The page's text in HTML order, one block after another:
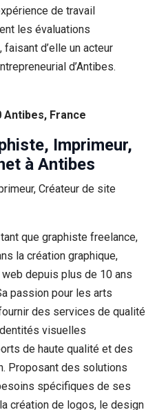
de travail
les évaluations
d’elle un acteur
d’Antibes.
Antibes, France
Imprimeur,
à Antibes
que graphiste freelance,
la création graphique,
depuis plus de 10 ans
passion pour les arts
des services de qualité
visuelles
de haute qualité et des
Proposant des solutions
spécifiques de ses
création de logos, le design